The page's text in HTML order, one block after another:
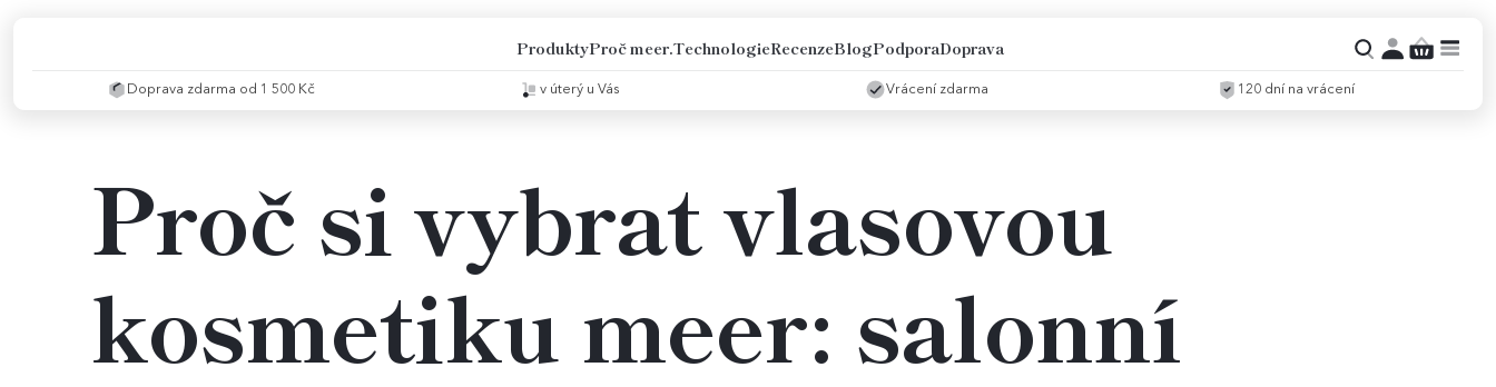
ProduktyProč meer. TechnologieRecenzeBlogPodporaDoprava
Doprava zdarma od 1 500 Kč v úterý u Vás Vrácení zdarma 120 dní na vrácení
Proč si vybrat vlasovou
kosmetiku meer: salonní